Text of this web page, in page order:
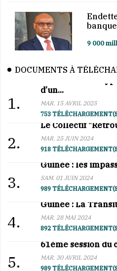
9 000
DOCUMENTS À
1.
d’un...
MAR. 15 AVRIL 2025
753
2.
Le Collectif
MAR. 25 JUIN 2024
918
3.
Guinée : les
SAM. 01 JUIN 2024
989
4.
Guinée : La
MAR. 28 MAI 2024
892
5.
61ème session du
MAR. 30 AVRIL 2024
989